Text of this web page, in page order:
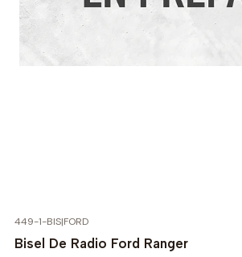
449-1-BIS|FORD
Bisel De Radio Ford Ranger